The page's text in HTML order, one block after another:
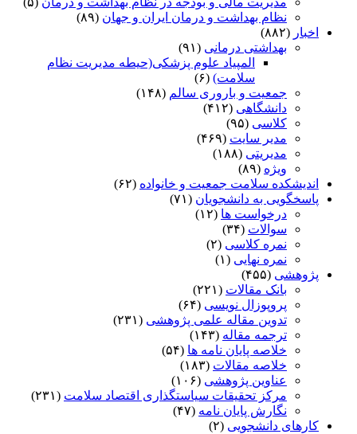
نظام بهداشت و درمان ایران و جهان (۸۹)
اخبار (۸۸۲)
بهداشتی درمانی (۹۱)
المپیاد علوم پزشکی(حیطه مدیریت نظام
سلامت) (۶)
جمعیت و باروری سالم (۱۴۸)
دانشگاهی (۴۱۲)
کلاسی (۹۵)
مدیر سایت (۴۶۹)
مدیریتی (۱۸۸)
ویژه (۸۹)
اندیشکده سلامت جمعیت و خانواده (۶۲)
پاسخگویی به دانشجویان (۷۱)
درخواست ها (۱۲)
سوالات (۳۴)
نمره کلاسی (۲)
نمره نهایی (۱)
پژوهشی (۴۵۵)
بانک مقالات (۲۲۱)
پروپوزال نویسی (۶۴)
تدوین مقاله علمی پژوهشی (۲۳۱)
ترجمه مقاله (۱۴۳)
خلاصه پایان نامه ها (۵۴)
خلاصه مقالات (۱۸۳)
عناوین پژوهشی (۱۰۶)
مرکز تحقیقات سیاستگذاری اقتصاد سلامت (۲۳۱)
نگارش پایان نامه (۴۷)
کارهای دانشجویی (۲)